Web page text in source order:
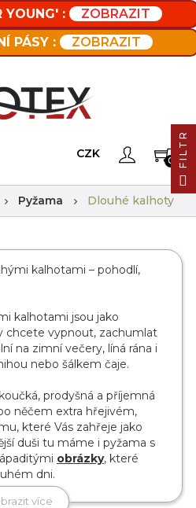
YOUNG' :
ZOBRAZIT
PÁSY :
ZOBRAZIT
CZK
0
Pyžama Dlouhé kalhoty
kalhotami – pohodlí,
kalhotami jsou jako
chcete vypnout, zachumlat
na zimní večery, líná rána i
nebo šálkem čaje.
prodyšná a příjemná
něčem extra hřejivém,
které Vás zahřeje jako
duši tu máme i pyžama s
obrázky, které
dni.
více
FILTR